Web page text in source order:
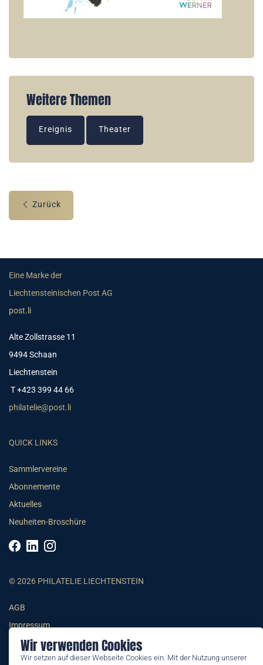
Wir verwenden Cookies
Wir setzen auf dieser Webseite Cookies ein. Mit der Nutzung unserer
Weitere Themen
Ereignis Theater
Zurück
Eine Marke der
Liechtensteinischen Post AG
post.li
Alte Zollstrasse 11
9494 Schaan
Liechtenstein
T +423 399 44 66
philatelie@post.li
QUICK LINKS
Sammlervereine
Abonnemente
Aktuelles
Neuheiten-Broschüre
© 2026 PHILATELIE LIECHTENSTEIN
AGB
Impressum
Datenschutzerklärung